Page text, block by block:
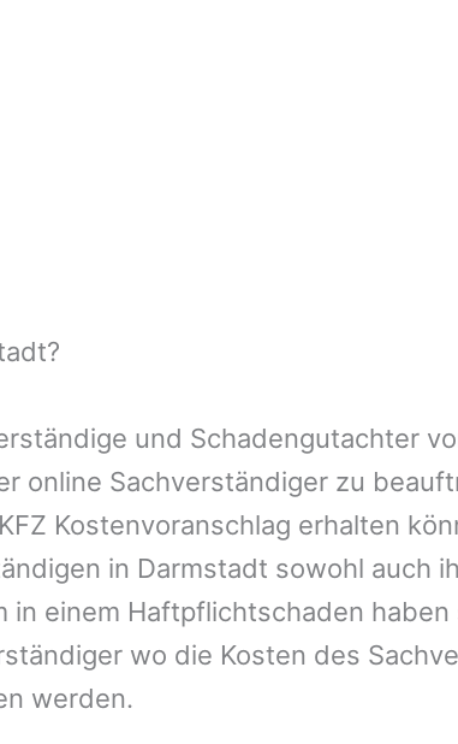
und Schadengutachter
online Sachverständiger zu
Kostenvoranschlag erhalten
in Darmstadt sowohl auch
in einem Haftpflichtschaden
wo die Kosten des
werden.